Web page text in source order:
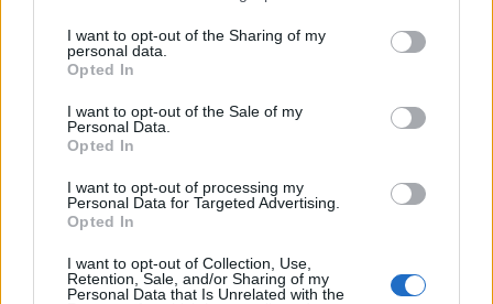
I want to opt-out of the Sharing of my
personal data.
Opted In
I want to opt-out of the Sale of my
Personal Data.
Opted In
I want to opt-out of processing my
Personal Data for Targeted Advertising.
Opted In
I want to opt-out of Collection, Use,
Retention, Sale, and/or Sharing of my
Personal Data that Is Unrelated with the